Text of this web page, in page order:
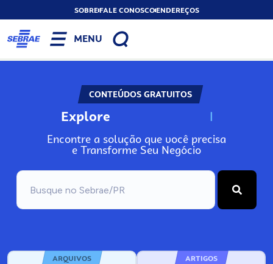
SOBREFALE CONOSCOENDEREÇOS
MENU
CONTEÚDOS GRATUITOS
Explore N
Encontre a solução que você precisa
e Transforme Seu Negócio
ARQUIVOS ARTIGOS